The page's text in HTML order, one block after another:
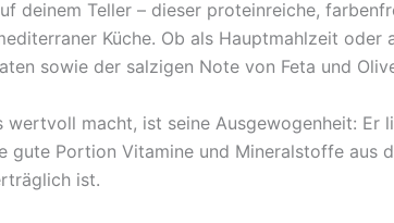
deinem Teller – dieser proteinreiche,
Küche. Ob als Hauptmahlzeit
sowie der salzigen Note von Feta und
wertvoll macht, ist seine Ausgewogenheit:
gute Portion Vitamine und Mineralstoffe aus
ist.